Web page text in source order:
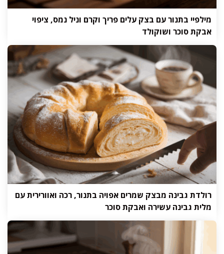
מילפיי בתנור עם בצק עלים פריך וקרם וניל נמס, ציפוי
אבקת סוכר ושוקולד
רולדת גבינה מבצק שמרים אפויה בתנור, רכה ואוורירית עם
מלית גבינה עשירה ואבקת סוכר